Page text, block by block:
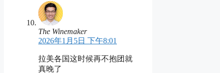
The Winemaker
2026年1月5日 下午8:01
拉美各国这时候再不抱团就
真晚了